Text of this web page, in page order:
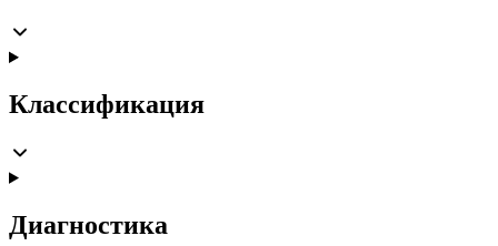
Классификация
Диагностика